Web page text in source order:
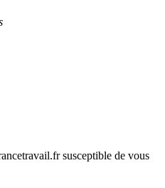
susceptible de vous